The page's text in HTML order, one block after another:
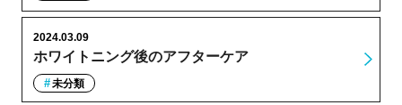
ホワイトニング後のアフターケア
2024.03.09
未分類